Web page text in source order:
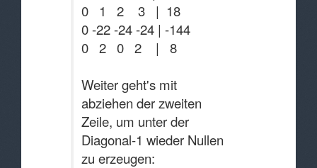
0 1 2 3 | 18
0 -22 -24 -24 | -144
0 2 0 2 | 8
Weiter geht's mit
abziehen der zweiten
Zeile, um unter der
Diagonal-1 wieder Nullen
zu erzeugen: